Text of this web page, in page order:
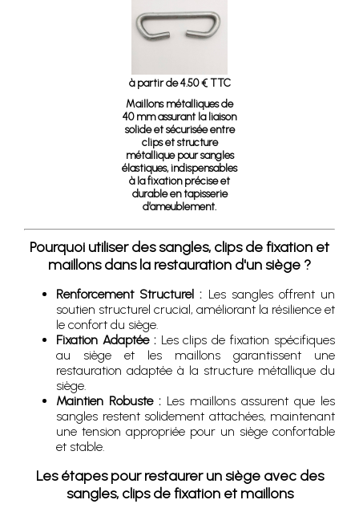
à partir de 4.50 € TTC
Maillons métalliques de
40 mm assurant la liaison
solide et sécurisée entre
clips et structure
métallique pour sangles
élastiques, indispensables
à la fixation précise et
durable en tapisserie
d’ameublement.
Pourquoi utiliser des sangles, clips de fixation et
maillons dans la restauration d'un siège ?
Renforcement Structurel : Les sangles offrent un
soutien structurel crucial, améliorant la résilience et
le confort du siège.
Fixation Adaptée :Les clips de fixation spécifiques
au siège et les maillons garantissent une
restauration adaptée à la structure métallique du
siège.
Maintien Robuste : Les maillons assurent que les
sangles restent solidement attachées, maintenant
une tension appropriée pour un siège confortable
et stable.
Les étapes pour restaurer un siège avec des
sangles, clips de fixation et maillons